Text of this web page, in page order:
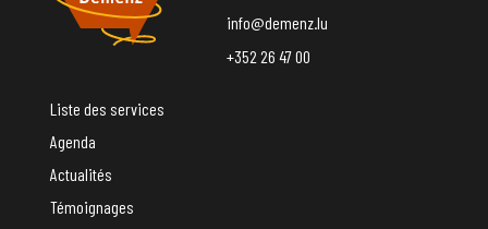
info@demenz.lu
+352 26 47 00
Liste des services
Agenda
Actualités
Témoignages